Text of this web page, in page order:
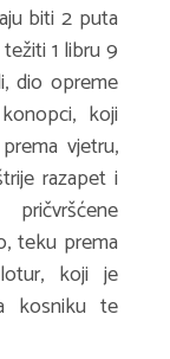
biti 2 puta
1 libru 9
dio opreme
koji
vjetru,
razapet i
teku prema
koji je
kosniku te